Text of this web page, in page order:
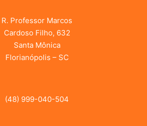
R. Professor Marcos
Cardoso Filho, 632
Santa Mônica
Florianópolis – SC
(48) 999-040-504